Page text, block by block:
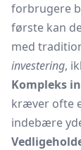
forbrugere
første kan
med
investering,
Kompleks
kræver ofte
indebære